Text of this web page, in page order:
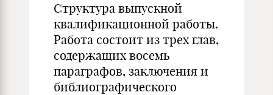
Структура выпускной
квалификационной работы.
Работа состоит из трех глав,
содержащих восемь
параграфов, заключения и
библиографического